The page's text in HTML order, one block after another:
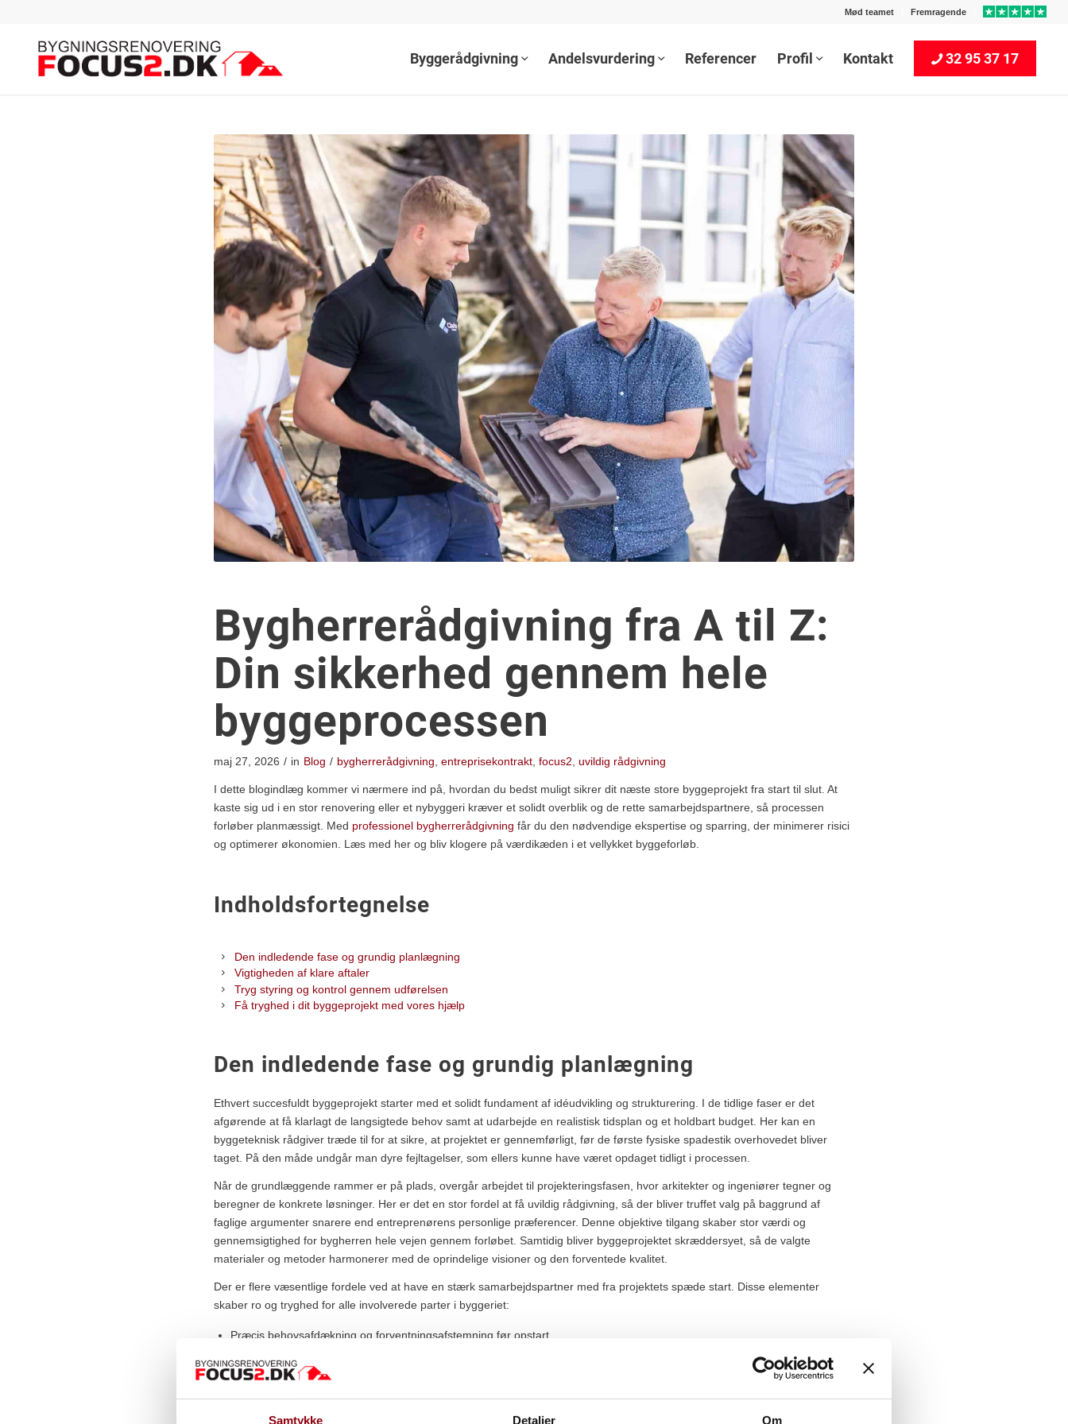
Samtykke Detaljer Om
Mød teamet Fremragende
Byggerådgivning Andelsvurdering Referencer Profil Kontakt 32 95 37 17
Bygherrerådgivning fra A til Z:
Din sikkerhed gennem hele
byggeprocessen
maj 27, 2026 / in Blog / bygherrerådgivning entreprisekontrakt, focus2 uvildig rådgivning
I dette blogindlæg kommer vi nærmere ind på, hvordan du bedst muligt sikrer dit næste store byggeprojekt fra start til slut. At
kaste sig ud i en stor renovering eller et nybyggeri kræver et solidt overblik og de rette samarbejdspartnere, så processen
forløber planmæssigt. Med professionel bygherrerådgivning får du den nødvendige ekspertise og sparring, der minimerer risici
og optimerer økonomien. Læs med her og bliv klogere på værdikæden i et vellykket byggeforløb.
Indholdsfortegnelse
Den indledende fase og grundig planlægning
Vigtigheden af klare aftaler
Tryg styring og kontrol gennem udførelsen
Få tryghed i dit byggeprojekt med vores hjælp
Den indledende fase og grundig planlægning
Ethvert succesfuldt byggeprojekt starter med et solidt fundament af idéudvikling og strukturering. I de tidlige faser er det
afgørende at få klarlagt de langsigtede behov samt at udarbejde en realistisk tidsplan og et holdbart budget. Her kan en
byggeteknisk rådgiver træde til for at sikre, at projektet er gennemførligt, før de første fysiske spadestik overhovedet bliver
taget. På den måde undgår man dyre fejltagelser, som ellers kunne have været opdaget tidligt i processen.
Når de grundlæggende rammer er på plads, overgår arbejdet til projekteringsfasen, hvor arkitekter og ingeniører tegner og
beregner de konkrete løsninger. Her er det en stor fordel at få uvildig rådgivning, så der bliver truffet valg på baggrund af
faglige argumenter snarere end entreprenørens personlige præferencer. Denne objektive tilgang skaber stor værdi og
gennemsigtighed for bygherren hele vejen gennem forløbet. Samtidig bliver byggeprojektet skræddersyet, så de valgte
materialer og metoder harmonerer med de oprindelige visioner og den forventede kvalitet.
Der er flere væsentlige fordele ved at have en stærk samarbejdspartner med fra projektets spæde start. Disse elementer
skaber ro og tryghed for alle involverede parter i byggeriet:
Præcis behovsafdækning og forventningsafstemning før opstart.
Udarbejdelse af et realistisk og holdbart økonomisk fundament.
Professionel hjælp til indhentning af byggetilladelser og myndighedsgodkendelser.